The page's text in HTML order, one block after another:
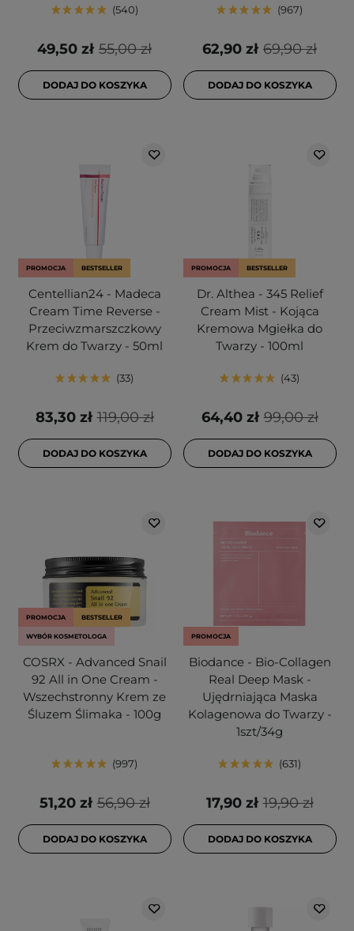
540
55,00 zł
49,50 zł
DODAJ DO KOSZYKA
967
69,90 zł
62,90 zł
DODAJ DO KOSZYKA
PROMOCJA BESTSELLER
Centellian24 - Madeca
Cream Time Reverse -
Przeciwzmarszczkowy
Krem do Twarzy - 50ml
33
119,00 zł
83,30 zł
DODAJ DO KOSZYKA
PROMOCJA BESTSELLER
Dr. Althea - 345 Relief
Cream Mist - Kojąca
Kremowa Mgiełka do
Twarzy - 100ml
43
99,00 zł
64,40 zł
DODAJ DO KOSZYKA
PROMOCJA BESTSELLER
WYBÓR KOSMETOLOGA
COSRX - Advanced Snail
92 All in One Cream -
Wszechstronny Krem ze
Śluzem Ślimaka - 100g
997
56,90 zł
51,20 zł
DODAJ DO KOSZYKA
PROMOCJA
Biodance - Bio-Collagen
Real Deep Mask -
Ujędrniająca Maska
Kolagenowa do Twarzy -
1szt/34g
631
19,90 zł
17,90 zł
DODAJ DO KOSZYKA